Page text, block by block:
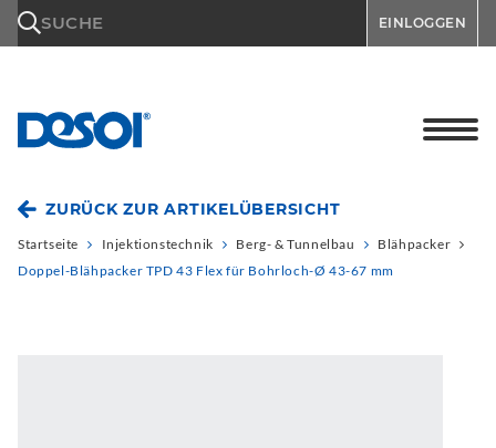
SUCHE EINLOGGEN
ZURÜCK ZUR ARTIKELÜBERSICHT
Startseite Injektionstechnik Berg- & Tunnelbau
Blähpacker
Doppel-Blähpacker TPD 43 Flex für Bohrloch-Ø 43-67 mm